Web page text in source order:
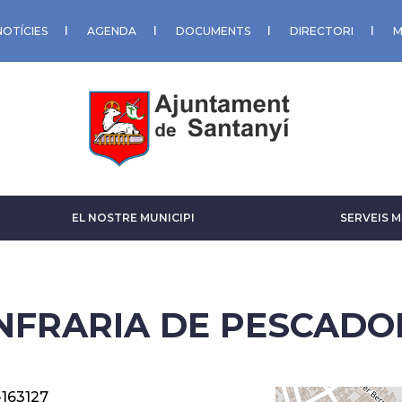
AGENDA DOCUMENTS DIRECTORI
EL NOSTRE MUNICIPI SERVEIS
DE